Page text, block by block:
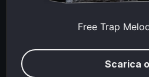
Free Trap
Scarica